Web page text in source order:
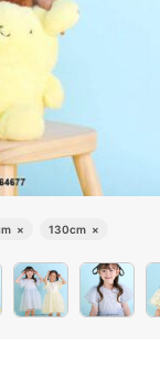
× 130cm ×